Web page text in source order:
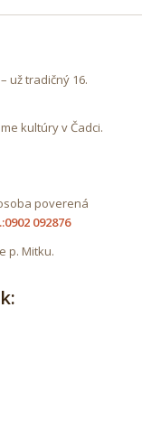
už tradičný 16.
kultúry v Čadci.
poverená
092876
p. Mitku.